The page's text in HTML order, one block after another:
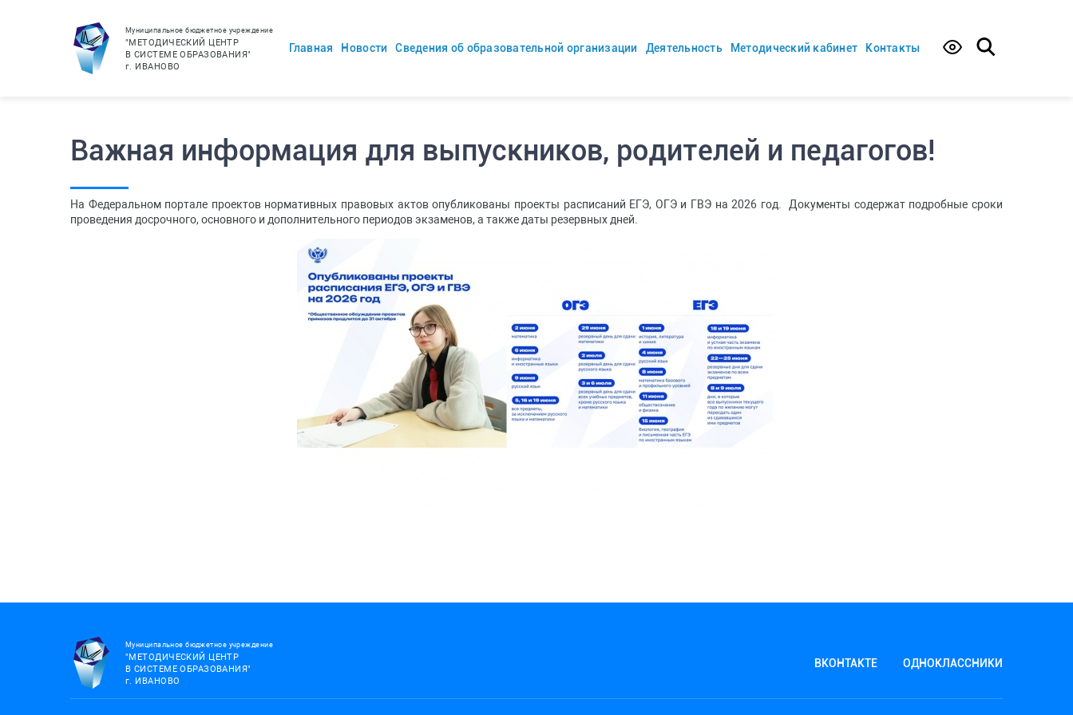
Муниципальное бюджетное учреждение
"МЕТОДИЧЕСКИЙ ЦЕНТР
В СИСТЕМЕ ОБРАЗОВАНИЯ"
г. ИВАНОВО
Главная Новости Сведения об образовательной организации Деятельность Методический кабинет Контакты
Важная информация для выпускников, родителей и педагогов!
На Федеральном портале проектов нормативных правовых актов опубликованы проекты расписаний ЕГЭ, ОГЭ и ГВЭ на 2026 год. Документы содержат подробные сроки
проведения досрочного, основного и дополнительного периодов экзаменов, а также даты резервных дней.
Муниципальное бюджетное учреждение
"МЕТОДИЧЕСКИЙ ЦЕНТР
В СИСТЕМЕ ОБРАЗОВАНИЯ"
г. ИВАНОВО
ВКОНТАКТЕ ОДНОКЛАССНИКИ